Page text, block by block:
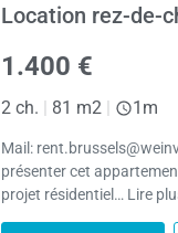
Location rez-de-
1.400 €
2 ch. | 81 m2 | 1m
Mail:
présenter cet
projet résidentiel… Lire